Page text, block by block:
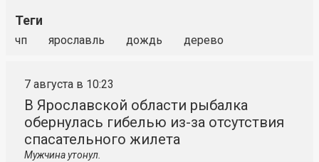
Теги
чп ярославль дождь дерево
7 августа в 10:23
В Ярославской области рыбалка
обернулась гибелью из-за отсутствия
спасательного жилета
Мужчина утонул.